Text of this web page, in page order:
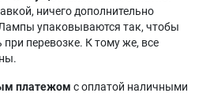
ничего дополнительно
упаковываются так, чтобы
при перевозке. К тому же, все
платежом с оплатой наличными